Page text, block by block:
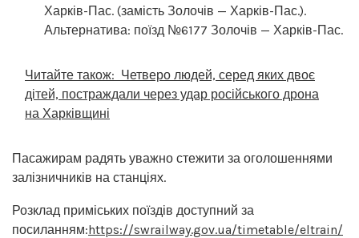
Харків-Пас. (замість Золочів — Харків-Пас.).
Альтернатива: поїзд №6177 Золочів — Харків-Пас.
Читайте також: Четверо людей, серед яких двоє
дітей, постраждали через удар російського дрона
на Харківщині
Пасажирам радять уважно стежити за оголошеннями
залізничників на станціях.
Розклад приміських поїздів доступний за
посиланням:https://swrailway.gov.ua/timetable/eltrain/